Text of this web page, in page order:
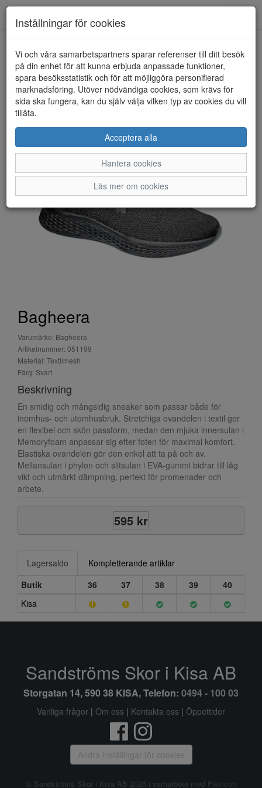
HEM BAGHEERA
Bagheera
Varumärke: Bagheera
Artikelnummer: 051199
Material: Textilmesh
Färg: Svart
Beskrivning
En smidig och mångsidig sneaker som passar både för
inomhus- och utomhusbruk. Stretchiga ovandelen i textil ger
en flexibel och skön passform, medan den mjuka innersulan i
Memoryfoam anpassar sig efter foten för maximal komfort.
Elastiska ovandelen gör den enkel att ta på och av.
Mellansulan i phylon och slitsulan i EVA-gummi bidrar till låg
vikt och utmärkt dämpning, perfekt för promenader och
arbete.
595 kr
Lagersaldo
Kompletterande artiklar
Butik
36 37 38 39
40
Kisa
Inställningar för cookies
Vi och våra samarbetspartners sparar referenser till ditt besök
på din enhet för att kunna erbjuda anpassade funktioner,
spara besöksstatistik och för att möjliggöra personifierad
marknadsföring. Utöver nödvändiga cookies, som krävs för
sida ska fungera, kan du själv välja vilken typ av cookies du vill
tillåta.
Acceptera alla
Hantera cookies
Läs mer om cookies
Sandströms Skor i Kisa AB
Storgatan 14, 590 38 KISA, Telefon: 0494 - 100 03
Vanliga frågor | Om oss | Kontakta oss | Öppettider
Ändra inställingar för cookies
© Sandströms Skor i Kisa AB 2026 i samarbete med Flexicon